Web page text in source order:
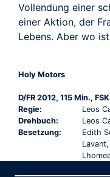
Vollendung einer
einer Aktion, der
Lebens. Aber wo
Holy Motors
D/FR 2012, 115 Min.,
Regie:
Leos
Drehbuch:
Leos
Besetzung:
Edith